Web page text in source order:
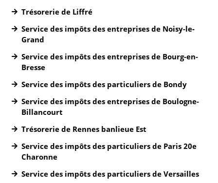
Trésorerie de Liffré
Service des impôts des entreprises de Noisy-le-
Grand
Service des impôts des entreprises de Bourg-en-
Bresse
Service des impôts des particuliers de Bondy
Service des impôts des entreprises de Boulogne-
Billancourt
Trésorerie de Rennes banlieue Est
Service des impôts des particuliers de Paris 20e
Charonne
Service des impôts des particuliers de Versailles